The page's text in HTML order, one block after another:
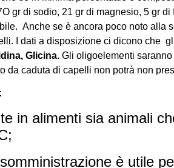
gr di sodio, 21 gr di magnesio, 5 gr di
Anche se è ancora poco noto alla
I dati a disposizione ci dicono che
Glicina. Gli oligoelementi
da caduta di capelli non potrà non
in alimenti sia animali
è utile